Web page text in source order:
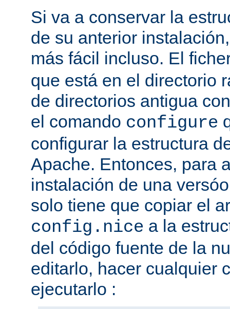
Si va a conservar la
de su anterior
más fácil incluso. El
que está en el directorio
de directorios antigua
el comando configure
configurar la estructura
Apache. Entonces, para
instalación de una
solo tiene que copiar el
config.nice a la
del código fuente de la
editarlo, hacer cualquier
ejecutarlo :